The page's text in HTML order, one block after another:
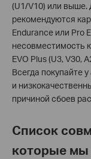
(U1/V10) или выше.
рекомендуются
Endurance или Pro
несовместимость
EVO Plus (U3, V30,
Всегда покупайте
и
причиной сбоев
Список
которые мы